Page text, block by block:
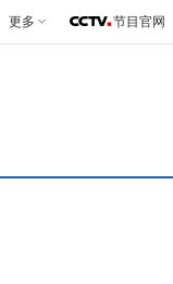
更多 节目官网